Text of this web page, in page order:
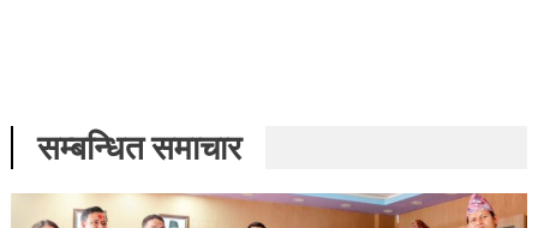
सम्बन्धित समाचार